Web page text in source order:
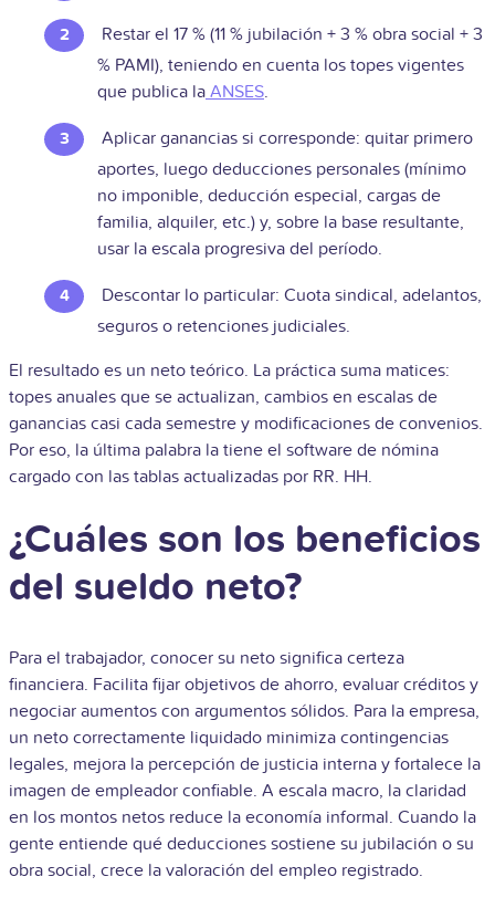
Restar el 17 % (11 % jubilación + 3 % obra social + 3
% PAMI), teniendo en cuenta los topes vigentes
que publica la ANSES.
Aplicar ganancias si corresponde: quitar primero
aportes, luego deducciones personales (mínimo
no imponible, deducción especial, cargas de
familia, alquiler, etc.) y, sobre la base resultante,
usar la escala progresiva del período.
Descontar lo particular: Cuota sindical, adelantos,
seguros o retenciones judiciales.
El resultado es un neto teórico. La práctica suma matices:
topes anuales que se actualizan, cambios en escalas de
ganancias casi cada semestre y modificaciones de convenios.
Por eso, la última palabra la tiene el software de nómina
cargado con las tablas actualizadas por RR. HH.
¿Cuáles son los beneficios
del sueldo neto?
Para el trabajador, conocer su neto significa certeza
financiera. Facilita fijar objetivos de ahorro, evaluar créditos y
negociar aumentos con argumentos sólidos. Para la empresa,
un neto correctamente liquidado minimiza contingencias
legales, mejora la percepción de justicia interna y fortalece la
imagen de empleador confiable. A escala macro, la claridad
en los montos netos reduce la economía informal. Cuando la
gente entiende qué deducciones sostiene su jubilación o su
obra social, crece la valoración del empleo registrado.